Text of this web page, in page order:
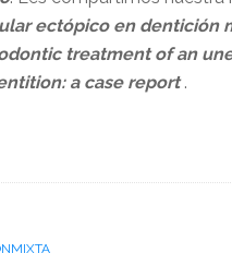
ectópico en dentición
treatment of an
a case report.